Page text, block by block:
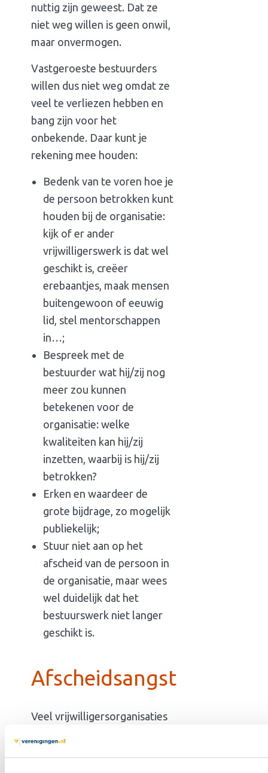
nuttig zijn geweest. Dat ze
niet weg willen is geen onwil,
maar onvermogen.
Vastgeroeste bestuurders
willen dus niet weg omdat ze
veel te verliezen hebben en
bang zijn voor het
onbekende. Daar kunt je
rekening mee houden:
Bedenk van te voren hoe je
de persoon betrokken kunt
houden bij de organisatie:
kijk of er ander
vrijwilligerswerk is dat wel
geschikt is, creëer
erebaantjes, maak mensen
buitengewoon of eeuwig
lid, stel mentorschappen
in…;
Bespreek met de
bestuurder wat hij/zij nog
meer zou kunnen
betekenen voor de
organisatie: welke
kwaliteiten kan hij/zij
inzetten, waarbij is hij/zij
betrokken?
Erken en waardeer de
grote bijdrage, zo mogelijk
publiekelijk;
Stuur niet aan op het
afscheid van de persoon in
de organisatie, maar wees
wel duidelijk dat het
bestuurswerk niet langer
geschikt is.
Afscheidsangst
Veel vrijwilligersorganisaties